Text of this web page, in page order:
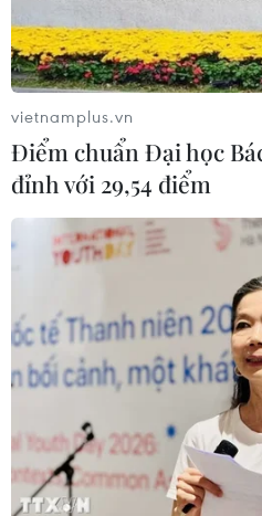
TIN CÙNG CHUYÊN
Thành phố Hồ Chí Minh
mưa dông trên diện rộng
09/08/2026 13:14
Hà Nội: Xử lý dứt điểm 3 vụ
phạm tại hồ Đồng Đò
09/08/2026 12:49
vietnamplus.vn
Điểm chuẩn Đại học
đỉnh với 29,54 điểm